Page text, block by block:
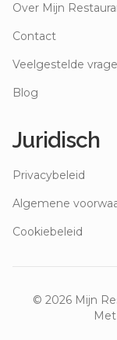
Over Mijn
Contact
Veelgestelde
Blog
Juridisch
Privacybeleid
Algemene
Cookiebeleid
© 2026Mijn